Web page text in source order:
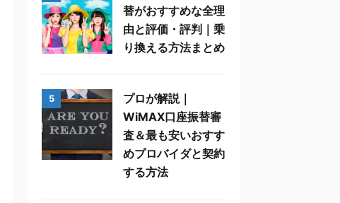
替がおすすめな全理
由と評価・評判｜乗
り換える方法まとめ
5
プロが解説｜
WiMAX口座振替審
査＆最も安いおすす
めプロバイダと契約
する方法